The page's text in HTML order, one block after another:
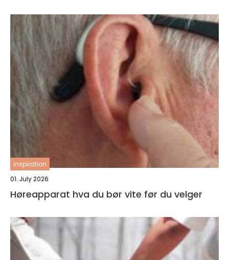
inspiration
01. July 2026
Høreapparat hva du bør vite før du velger